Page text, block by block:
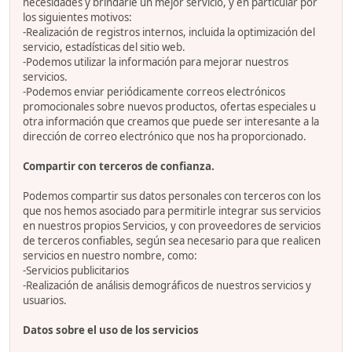
los siguientes motivos:
-Realización de registros internos, incluida la optimización del
servicio, estadísticas del sitio web.
-Podemos utilizar la información para mejorar nuestros
servicios.
-Podemos enviar periódicamente correos electrónicos
promocionales sobre nuevos productos, ofertas especiales u
otra información que creamos que puede ser interesante a la
dirección de correo electrónico que nos ha proporcionado.
Compartir con terceros de confianza.
Podemos compartir sus datos personales con terceros con los
que nos hemos asociado para permitirle integrar sus servicios
en nuestros propios Servicios, y con proveedores de servicios
de terceros confiables, según sea necesario para que realicen
servicios en nuestro nombre, como:
-Servicios publicitarios
-Realización de análisis demográficos de nuestros servicios y
usuarios.
Datos sobre el uso de los servicios